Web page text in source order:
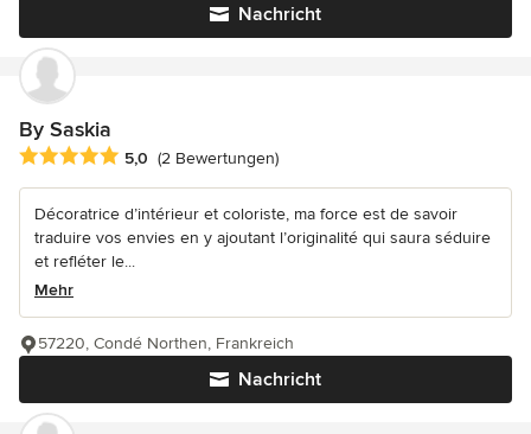
Nachricht
By Saskia
Durchschnittliche Bewertung: 5 von 5 Sternen
5,0 (2 Bewertungen)
Décoratrice d’intérieur et coloriste, ma force est de savoir
traduire vos envies en y ajoutant l’originalité qui saura séduire
et refléter le...
Mehr
Nachricht
57220, Condé Northen, Frankreich